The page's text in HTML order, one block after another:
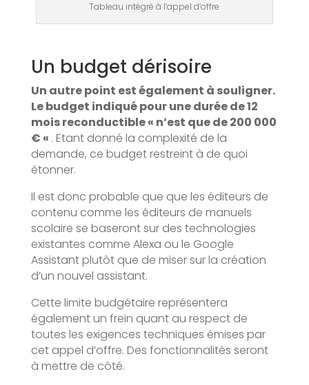
Tableau intégré à l’appel d’offre
Un budget dérisoire
Un autre point est également à souligner.
Le budget indiqué pour une durée de 12
mois reconductible « n’est que de 200 000
€ « . Etant donné la complexité de la
demande, ce budget restreint à de quoi
étonner.
Il est donc probable que que les éditeurs de
contenu comme les éditeurs de manuels
scolaire se baseront sur des technologies
existantes comme Alexa ou le Google
Assistant plutôt que de miser sur la création
d’un nouvel assistant.
Cette limite budgétaire représentera
également un frein quant au respect de
toutes les exigences techniques émises par
cet appel d’offre. Des fonctionnalités seront
à mettre de côté.